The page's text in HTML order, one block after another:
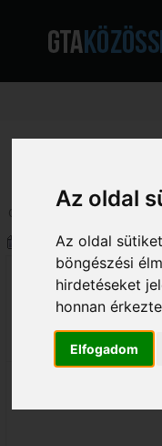
Az oldal
Az oldal
böngészési
hirdetéseket
honnan
Elfogadom
Oldalak: [
Szerző
Scripter,mapper
[Aldo]
821